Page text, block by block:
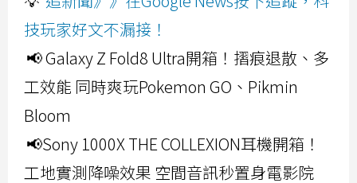
技玩家好文不漏接！
📢 Galaxy Z Fold8 Ultra開箱！摺痕退散、多
工效能 同時爽玩Pokemon GO、Pikmin
Bloom
📢Sony 1000X THE COLLEXION耳機開箱！
工地實測降噪效果 空間音訊秒置身電影院